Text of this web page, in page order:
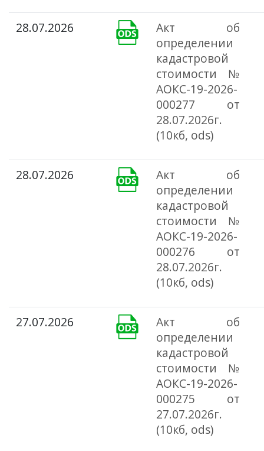
28.07.2026
Акт об
определении
кадастровой
стоимости №
АОКС-19-2026-
000277 от
28.07.2026г.
(10кб, ods)
28.07.2026
Акт об
определении
кадастровой
стоимости №
АОКС-19-2026-
000276 от
28.07.2026г.
(10кб, ods)
27.07.2026
Акт об
определении
кадастровой
стоимости №
АОКС-19-2026-
000275 от
27.07.2026г.
(10кб, ods)